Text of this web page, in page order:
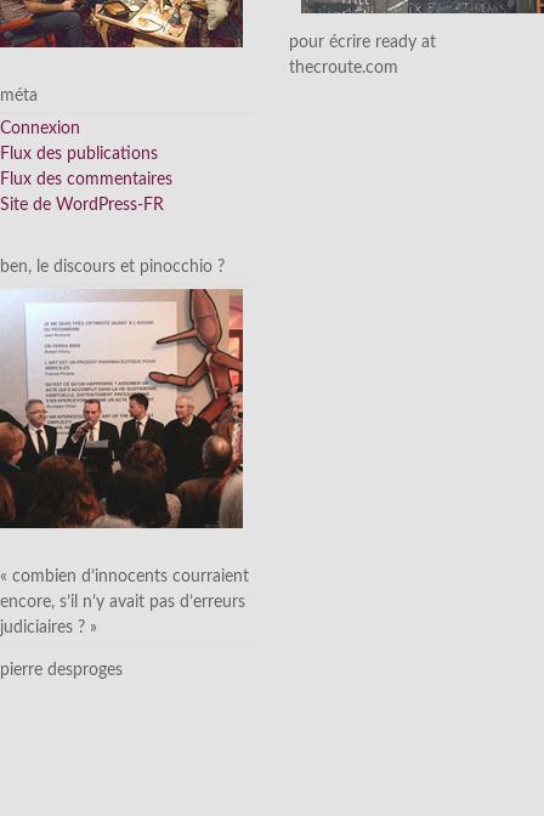
méta
Connexion
Flux des publications
Flux des commentaires
Site de WordPress-FR
ben, le discours et pinocchio ?
« combien d’innocents courraient
encore, s’il n’y avait pas d’erreurs
judiciaires ? »
pierre desproges
pour écrire ready at
thecroute.com